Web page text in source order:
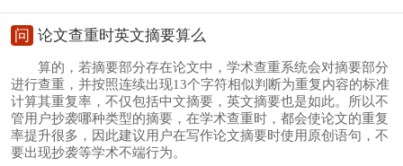
问 论文查重时英文摘要算么
算的，若摘要部分存在论文中，学术查重系统会对摘要部分
进行查重，并按照连续出现13个字符相似判断为重复内容的标准
计算其重复率，不仅包括中文摘要，英文摘要也是如此。所以不
管用户抄袭哪种类型的摘要，在学术查重时，都会使论文的重复
率提升很多，因此建议用户在写作论文摘要时使用原创语句，不
要出现抄袭等学术不端行为。